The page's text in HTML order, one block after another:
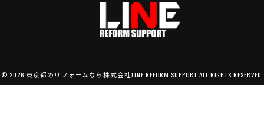
© 2026 東京都のリフォームなら株式会社LINE REFORM SUPPORT ALL RIGHTS RESERVED.